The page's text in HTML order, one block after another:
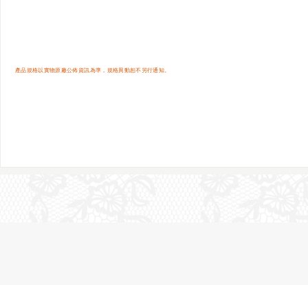
產品規格以實物原廠公佈資訊為準，規格異動恕不另行通知。